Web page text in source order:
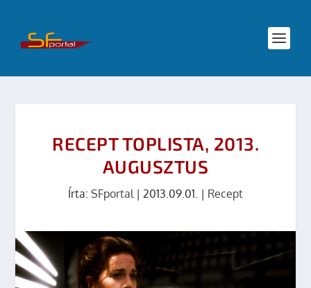
RECEPT TOPLISTA, 2013.
AUGUSZTUS
Írta: SFportal| 2013.09.01. | Recept